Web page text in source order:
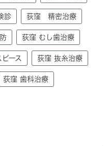
診 荻窪 精密治療
荻窪 むし歯治療
ース 荻窪 抜糸治療
荻窪 歯科治療